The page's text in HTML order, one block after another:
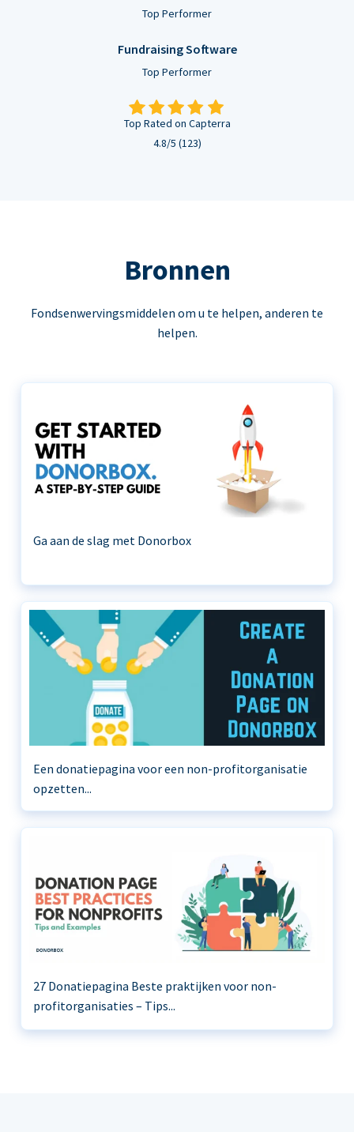
Top Performer
Fundraising Software
Top Performer
Top Rated on Capterra
4.8/5 (123)
Bronnen
Fondsenwervingsmiddelen om u te helpen, anderen te
helpen.
Ga aan de slag met Donorbox
Een donatiepagina voor een non-profitorganisatie
opzetten...
27 Donatiepagina Beste praktijken voor non-
profitorganisaties – Tips...